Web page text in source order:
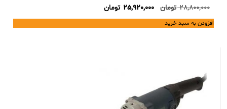
28,800,000 تومان
Original
price
was:
25,920,000 تومانCurrent
price
is:
افزودن به سبد خرید